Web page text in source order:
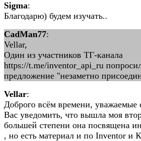
Sigma:
Благодарю) будем изучать..
CadMan77:
Vellar,
Один из участников ТГ-канала
https://t.me/inventor_api_ru
предложение "незаметно
Vellar:
Доброго всём времени,
Вас уведомить, что вышла моя
большей степени она посвящена
, но есть материал и по Inventor